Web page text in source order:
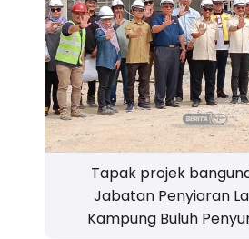
Tapak projek
Jabatan Penyiaran
Kampung Buluh